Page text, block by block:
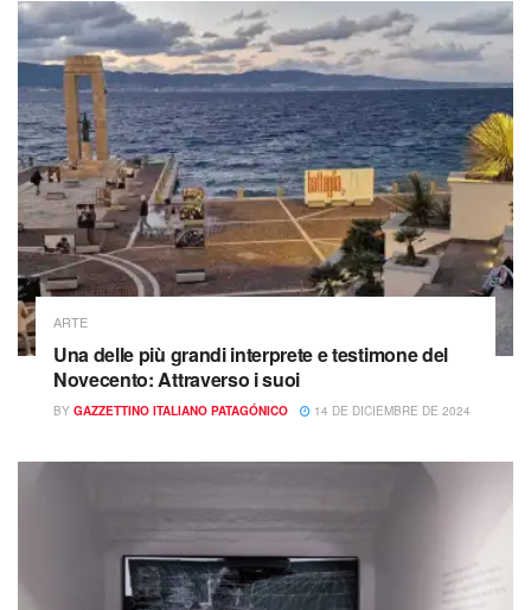
ARTE
Una delle più grandi interprete e testimone del
Novecento: Attraverso i suoi
BY GAZZETTINO ITALIANO PATAGÓNICO 14 DE DICIEMBRE DE 2024